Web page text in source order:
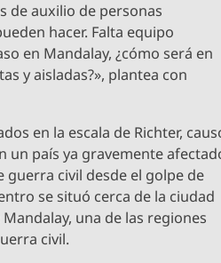
de auxilio de personas
hacer. Falta equipo
en Mandalay, ¿cómo será en
y aisladas?», plantea con
en la escala de Richter,
un país ya gravemente
guerra civil desde el golpe de
se situó cerca de la ciudad
una de las regiones
civil.